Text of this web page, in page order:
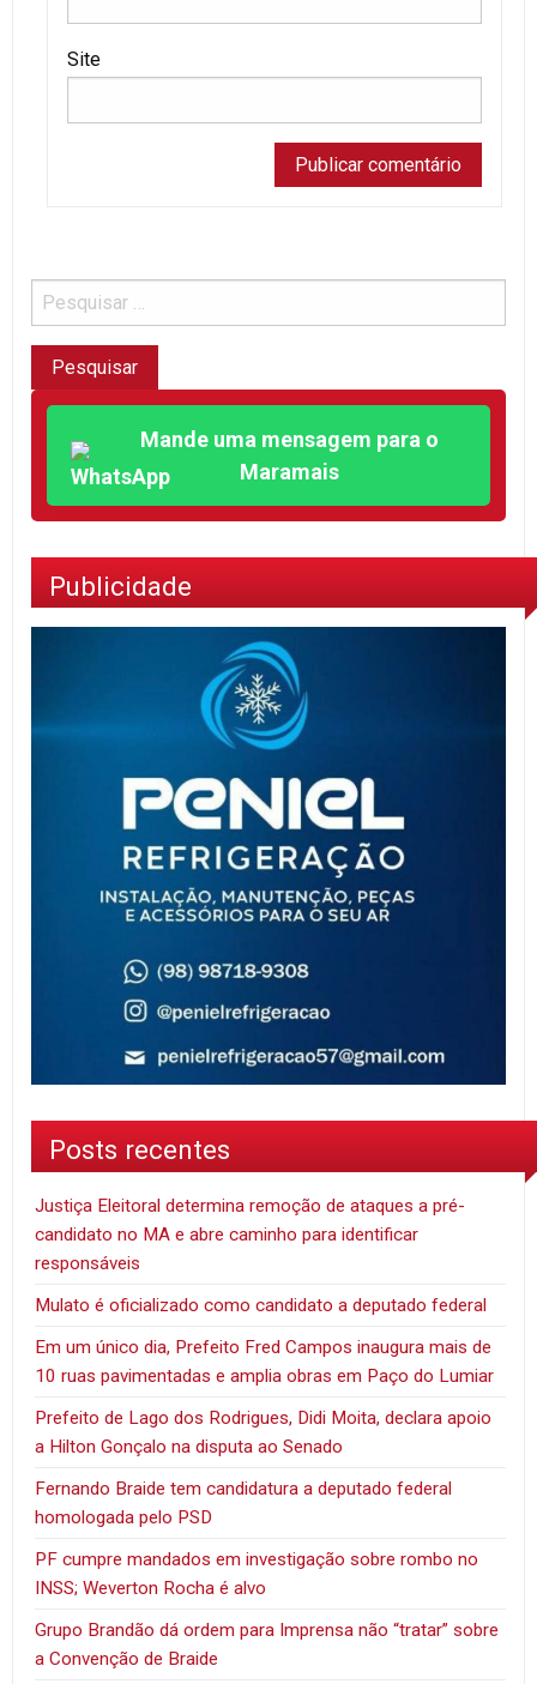
Site
Mande uma mensagem para o
Maramais
Publicidade
Posts recentes
Justiça Eleitoral determina remoção de ataques a pré-
candidato no MA e abre caminho para identificar
responsáveis
Mulato é oficializado como candidato a deputado federal
Em um único dia, Prefeito Fred Campos inaugura mais de
10 ruas pavimentadas e amplia obras em Paço do Lumiar
Prefeito de Lago dos Rodrigues, Didi Moita, declara apoio
a Hilton Gonçalo na disputa ao Senado
Fernando Braide tem candidatura a deputado federal
homologada pelo PSD
PF cumpre mandados em investigação sobre rombo no
INSS; Weverton Rocha é alvo
Grupo Brandão dá ordem para Imprensa não “tratar” sobre
a Convenção de Braide